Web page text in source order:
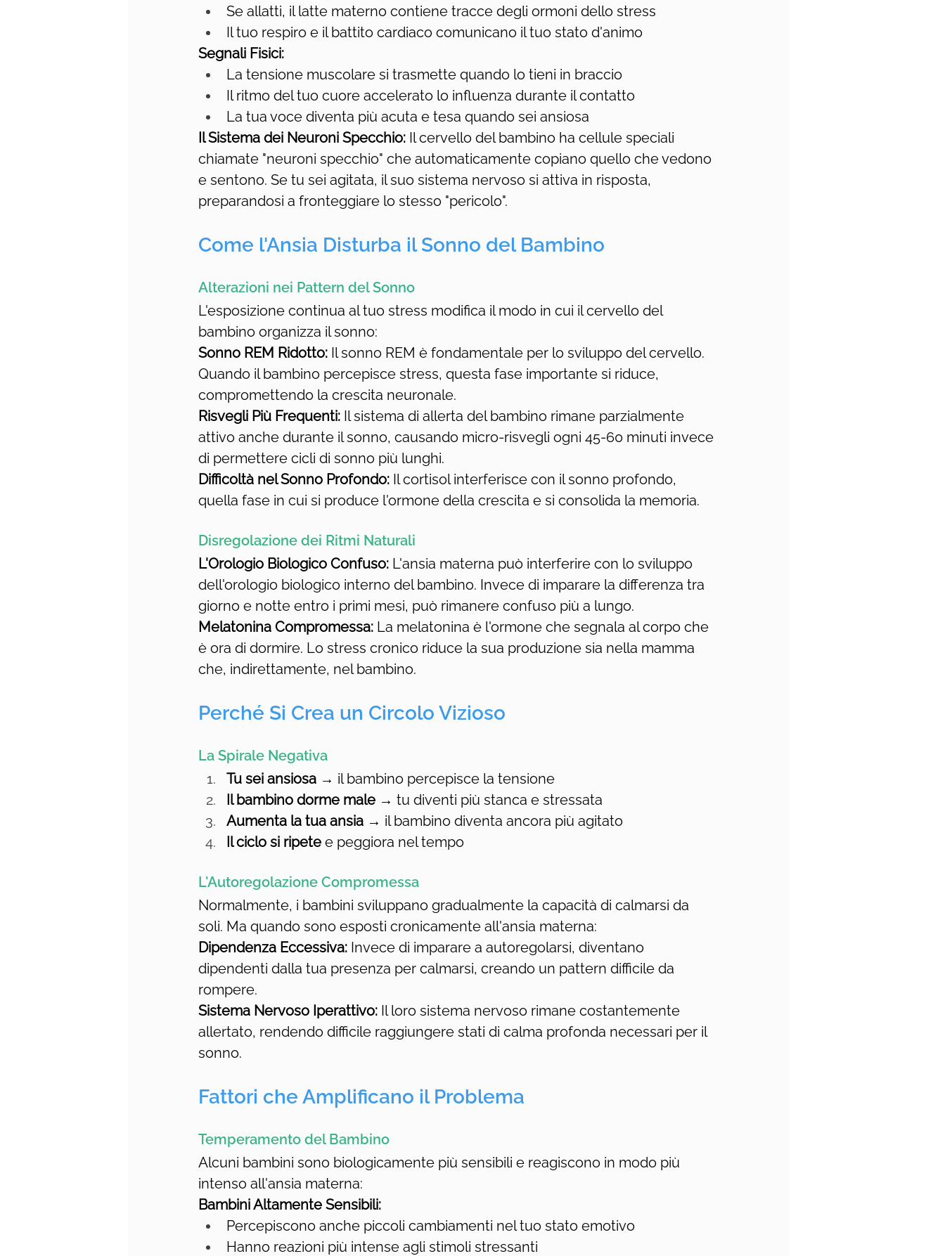
Se allatti, il latte materno contiene tracce degli ormoni dello stress
Il tuo respiro e il battito cardiaco comunicano il tuo stato d'animo
Segnali Fisici:
La tensione muscolare si trasmette quando lo tieni in braccio
Il ritmo del tuo cuore accelerato lo influenza durante il contatto
La tua voce diventa più acuta e tesa quando sei ansiosa
Il Sistema dei Neuroni Specchio: Il cervello del bambino ha cellule speciali
chiamate "neuroni specchio" che automaticamente copiano quello che vedono
e sentono. Se tu sei agitata, il suo sistema nervoso si attiva in risposta,
preparandosi a fronteggiare lo stesso "pericolo".
Come l'Ansia Disturba il Sonno del Bambino
Alterazioni nei Pattern del Sonno
L'esposizione continua al tuo stress modifica il modo in cui il cervello del
bambino organizza il sonno:
Sonno REM Ridotto: Il sonno REM è fondamentale per lo sviluppo del cervello.
Quando il bambino percepisce stress, questa fase importante si riduce,
compromettendo la crescita neuronale.
Risvegli Più Frequenti: Il sistema di allerta del bambino rimane parzialmente
attivo anche durante il sonno, causando micro-risvegli ogni 45-60 minuti invece
di permettere cicli di sonno più lunghi.
Difficoltà nel Sonno Profondo: Il cortisol interferisce con il sonno profondo,
quella fase in cui si produce l'ormone della crescita e si consolida la memoria.
Disregolazione dei Ritmi Naturali
L'Orologio Biologico Confuso: L'ansia materna può interferire con lo sviluppo
dell'orologio biologico interno del bambino. Invece di imparare la differenza tra
giorno e notte entro i primi mesi, può rimanere confuso più a lungo.
Melatonina Compromessa: La melatonina è l'ormone che segnala al corpo che
è ora di dormire. Lo stress cronico riduce la sua produzione sia nella mamma
che, indirettamente, nel bambino.
Perché Si Crea un Circolo Vizioso
La Spirale Negativa
Tu sei ansiosa → il bambino percepisce la tensione
Il bambino dorme male → tu diventi più stanca e stressata
Aumenta la tua ansia → il bambino diventa ancora più agitato
Il ciclo si ripete e peggiora nel tempo
L'Autoregolazione Compromessa
Normalmente, i bambini sviluppano gradualmente la capacità di calmarsi da
soli. Ma quando sono esposti cronicamente all'ansia materna:
Dipendenza Eccessiva: Invece di imparare a autoregolarsi, diventano
dipendenti dalla tua presenza per calmarsi, creando un pattern difficile da
rompere.
Sistema Nervoso Iperattivo: Il loro sistema nervoso rimane costantemente
allertato, rendendo difficile raggiungere stati di calma profonda necessari per il
sonno.
Fattori che Amplificano il Problema
Temperamento del Bambino
Alcuni bambini sono biologicamente più sensibili e reagiscono in modo più
intenso all'ansia materna:
Bambini Altamente Sensibili:
Percepiscono anche piccoli cambiamenti nel tuo stato emotivo
Hanno reazioni più intense agli stimoli stressanti